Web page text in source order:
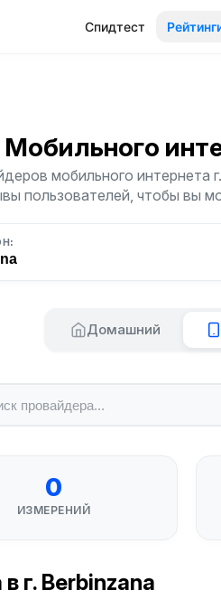
Спидтест
Мобильного
мобильного интернета
пользователей, чтобы вы
Домашний
0
ИЗМЕРЕНИЙ
г. Berbinzana